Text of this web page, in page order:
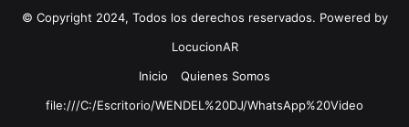
© Copyright 2024, Todos los derechos reservados. Powered by
LocucionAR
Inicio
Quienes Somos
file:///C:/Escritorio/WENDEL%20DJ/WhatsApp%20Video